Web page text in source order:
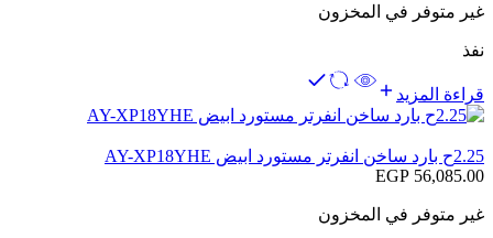
غير متوفر في المخزون
نفذ
قراءة المزيد
2.25ح بارد ساخن انفرتر مستورد ابيض AY-XP18YHE
EGP 56,085.00
غير متوفر في المخزون